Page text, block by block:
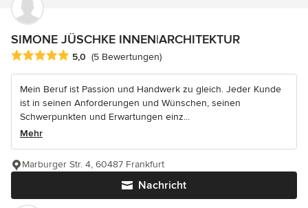
SIMONE JÜSCHKE INNEN|ARCHITEKTUR
Durchschnittliche Bewertung: 5 von 5 Sternen
5,0 (5 Bewertungen)
Mein Beruf ist Passion und Handwerk zu gleich. Jeder Kunde
ist in seinen Anforderungen und Wünschen, seinen
Schwerpunkten und Erwartungen einz...
Mehr
Nachricht
Marburger Str. 4, 60487 Frankfurt